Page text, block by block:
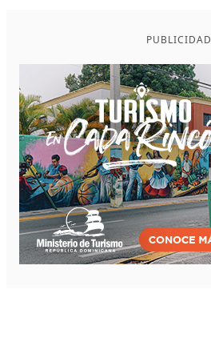
PUBLICIDAD